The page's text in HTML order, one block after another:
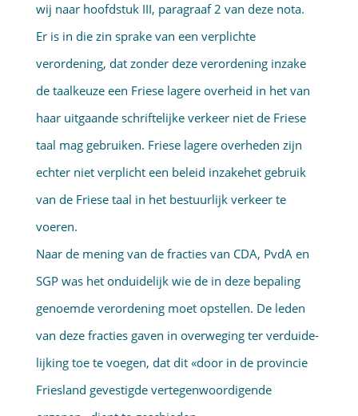
wij naar hoofdstuk III, paragraaf 2 van deze nota.
Er is in die zin sprake van een verplichte
verordening, dat zonder deze verordening inzake
de taalkeuze een Friese lagere overheid in het van
haar uitgaande schriftelijke verkeer niet de Friese
taal mag gebruiken. Friese lagere overheden zijn
echter niet verplicht een beleid inzakehet gebruik
van de Friese taal in het bestuurlijk verkeer te
voeren.
Naar de mening van de fracties van CDA, PvdA en
SGP was het onduidelijk wie de in deze bepaling
genoemde verordening moet opstellen. De leden
van deze fracties gaven in overweging ter verduide­
lijking toe te voegen, dat dit «door in de provincie
Friesland gevestigde vertegenwoordigende